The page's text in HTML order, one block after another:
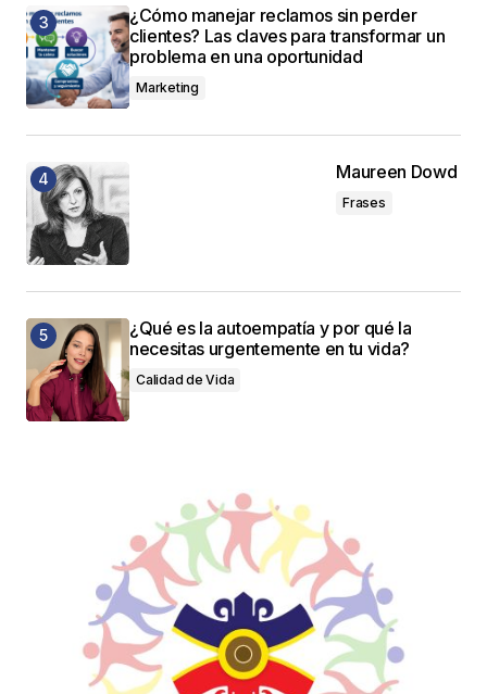
¿Cómo manejar reclamos sin perder
clientes? Las claves para transformar un
problema en una oportunidad
Marketing
Maureen Dowd
Frases
¿Qué es la autoempatía y por qué la
necesitas urgentemente en tu vida?
Calidad de Vida